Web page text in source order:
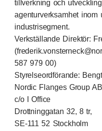
tillverkning och
agenturverksamhet inom
industrisegment.
Verkställande Direktör:
(frederik.vonstern
587 979 00)
Styrelseordförande:
Nordic Flanges Group
c/o I Office
Drottninggatan 32, 8 tr,
SE-111 52 Stockholm